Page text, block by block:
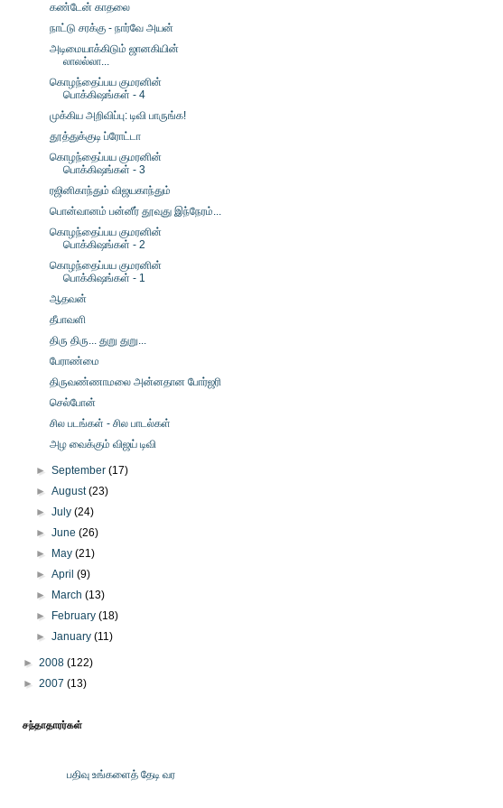
கண்டேன் காதலை
நாட்டு சரக்கு - நார்வே அயன்
அடிமையாக்கிடும் ஜானகியின்
லாலல்லா...
கொழந்தைப்பய குமரனின்
பொக்கிஷங்கள் - 4
முக்கிய அறிவிப்பு: டிவி பாருங்க!
தூத்துக்குடி ப்ரோட்டா
கொழந்தைப்பய குமரனின்
பொக்கிஷங்கள் - 3
ரஜினிகாந்தும் விஜயகாந்தும்
பொன்வானம் பன்னீர் தூவுது இந்நேரம்...
கொழந்தைப்பய குமரனின்
பொக்கிஷங்கள் - 2
கொழந்தைப்பய குமரனின்
பொக்கிஷங்கள் - 1
ஆதவன்
தீபாவளி
திரு திரு... துறு துறு...
பேராண்மை
திருவண்ணாமலை அன்னதான போர்ஜரி
செல்போன்
சில படங்கள் - சில பாடல்கள்
அழ வைக்கும் விஜய் டிவி
►September(17)
►August(23)
►July(24)
►June(26)
►
May(21)
►April(9)
►
March(13)
►
February(18)
►January(11)
► 2008 (122)
► 2007 (13)
சந்தாதாரர்கள்
பதிவு உங்களைத் தேடி வர